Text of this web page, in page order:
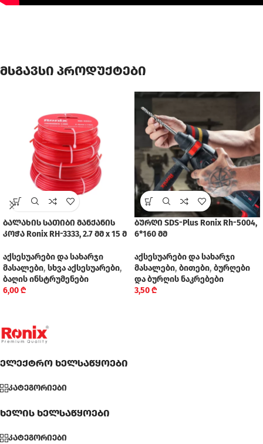
მსგავსი პროდუქტები
ბალახის სათიბი მანქანის
კოჭა Ronix RH-3333, 2.7 მმ x 15 მ
აქსესუარები და სახარჯი
მასალები, სხვა აქსესუარები,
ბაღის ინსტრუმენები
6,00₾
ბურღი SDS-Plus Ronix Rh-5004,
6*160 მმ
აქსესუარები და სახარჯი
მასალები, ბითები, ბურღები
და ბურღის ნაკრებები
3,50₾
ელექტრო ხელსაწყოები
კატეგორიები
ხელის ხელსაწყოები
კატეგორიები